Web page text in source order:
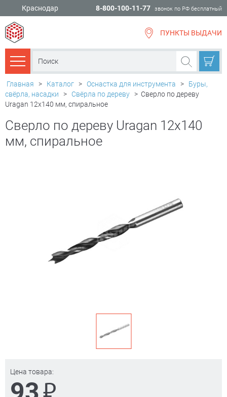
Краснодар 8-800-100-11-77 звонок по РФ бесплатный
ПУНКТЫ ВЫДАЧИ
Каталог товаров
Главная > Каталог > Оснастка для инструмента >
Буры,
свёрла, насадки
> Свёрла по дереву > Сверло по дереву
Uragan 12х140 мм, спиральное
Сверло по дереву Uragan 12х140
мм, спиральное
Цена товара: